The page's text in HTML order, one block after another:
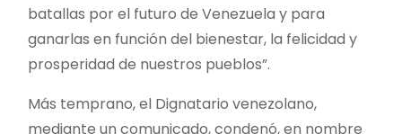
batallas por el futuro de Venezuela y para
ganarlas en función del bienestar, la felicidad y
prosperidad de nuestros pueblos”.
Más temprano, el Dignatario venezolano,
mediante un comunicado, condenó, en nombre